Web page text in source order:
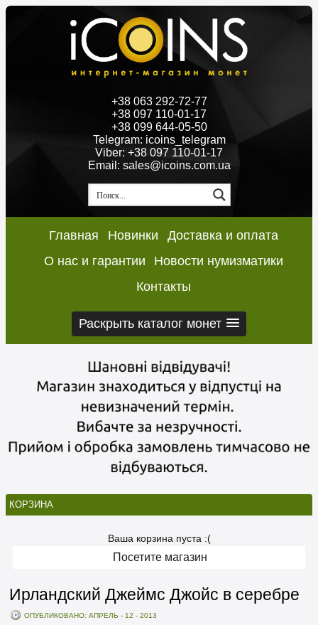
+38 063 292-72-77
+38 097 110-01-17
+38 099 644-05-50
Telegram: icoins_telegram
Viber: +38 097 110-01-17
Email: sales@icoins.com.ua
Главная Новинки
Доставка и оплата
О нас и гарантии
Новости нумизматики
Контакты
Раскрыть каталог монет
КОРЗИНА
Ваша корзина пуста :(
Посетите магазин
Ирландский Джеймс Джойс в серебре
ОПУБЛИКОВАНО: АПРЕЛЬ - 12 - 2013